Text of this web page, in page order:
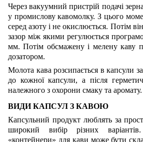
Через вакуумний пристрій подачі
у промислову кавомолку. З цього
серед азоту і не окислюється. Потім
зазор між якими регулюється
мм. Потім обсмажену і мелену каву
дозатором.
Молота кава розсипається в капсули
до кожної капсули, а після
належного з охорони смаку та аромату.
ВИДИ КАПСУЛ З КАВОЮ
Капсульний продукт люблять за
широкий вибір різних
«контейнери» для кави може бути